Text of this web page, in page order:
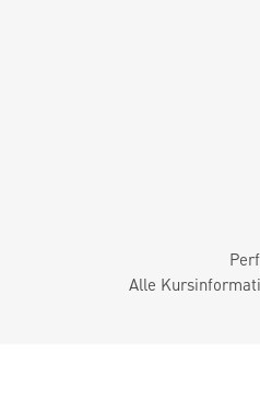
Alle